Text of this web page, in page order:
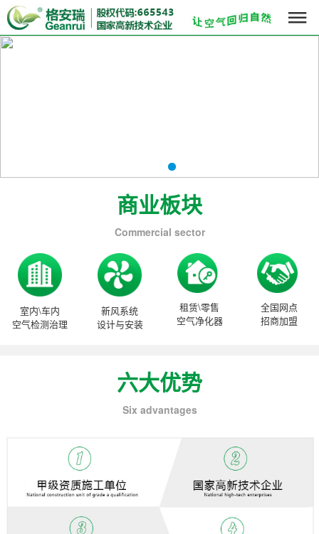

商业板块
Commercial sector
室内\车内
空气检测治理
新风系统
设计与安装
租赁\零售
空气净化器
全国网点
招商加盟
六大优势
Six advantages